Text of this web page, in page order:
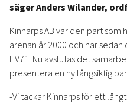
säger Anders Wilander,
Kinnarps AB var den part som
arenan år 2000 och har
HV71. Nu avslutas det
presentera en ny långsiktig
-Vi tackar Kinnarps för ett